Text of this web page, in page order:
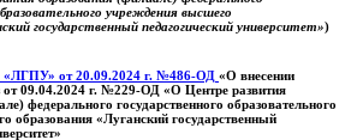
учреждения высшего
государственный педагогический университет»)
от 20.09.2024 г. №486-ОД «О внесении
от 09.04.2024 г. №229-ОД «О Центре развития
федерального государственного образовательного
образования «Луганский государственный